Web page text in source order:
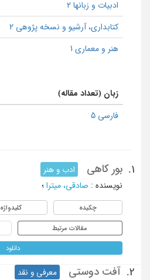
ادبیات و زبانها 2
كتابداری، آرشیو و نسخه پژوهی 2
هنر و معماری 1
زبان (تعداد مقاله)
فارسی 5
1. بور کاهی
ادب و هنر
نویسنده : صادقی، میترا ؛
چکیده کلیدواژه
مقالات مرتبط
دانلود
2. آفت دوستی
معرفی و نقد